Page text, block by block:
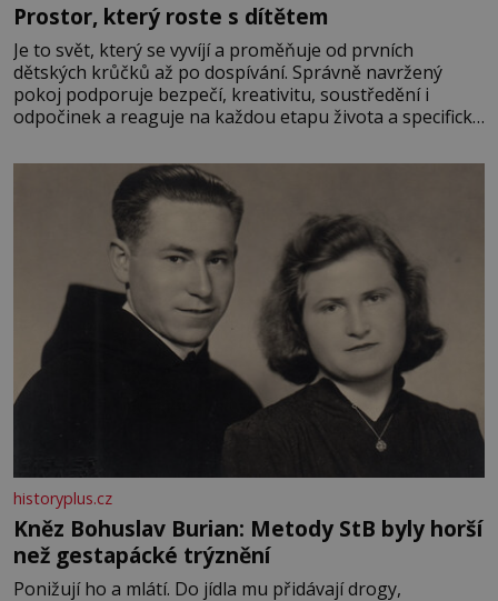
Prostor, který roste s dítětem
Je to svět, který se vyvíjí a proměňuje od prvních
dětských krůčků až po dospívání. Správně navržený
pokoj podporuje bezpečí, kreativitu, soustředění i
odpočinek a reaguje na každou etapu života a specifické
měkkost a bezpečí, proto by pokoj miminka měl působit
především klidně a útulně. Předškolní věk je
historyplus.cz
Kněz Bohuslav Burian: Metody StB byly horší
než gestapácké trýznění
Ponižují ho a mlátí. Do jídla mu přidávají drogy,